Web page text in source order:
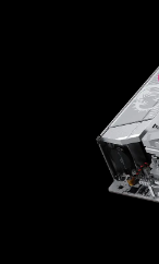
Der
ein
es
PWM/
Die
für
eine
mit